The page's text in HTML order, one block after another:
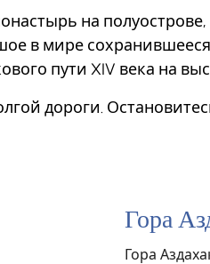
на полуострове,
в мире
пути XIV века на
дороги.
Гора
Гора